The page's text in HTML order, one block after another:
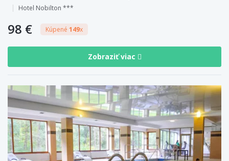
Hotel Nobilton ***
98 € Kúpené 149x
Zobraziť viac